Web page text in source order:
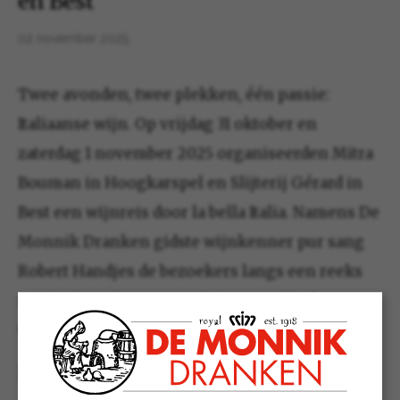
Twee avonden, twee plekken, één passie:
Italiaanse wijn. Op vrijdag 31 oktober en
zaterdag 1 november 2025 organiseerden Mitra
Bouman in Hoogkarspel en Slijterij Gérard in
Best een wijnreis door la bella Italia. Namens De
Monnik Dranken gidste wijnkenner pur sang
Robert Handjes de bezoekers langs een reeks
warm en krachtig.
Italië is meer dan een wijnland